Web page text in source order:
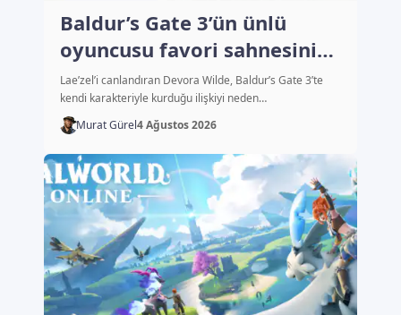
Baldur’s Gate 3’ün ünlü
oyuncusu favori sahnesini
açıkladı
Lae’zel’i canlandıran Devora Wilde, Baldur’s Gate 3’te
kendi karakteriyle kurduğu ilişkiyi neden…
Murat Gürel4 Ağustos 2026